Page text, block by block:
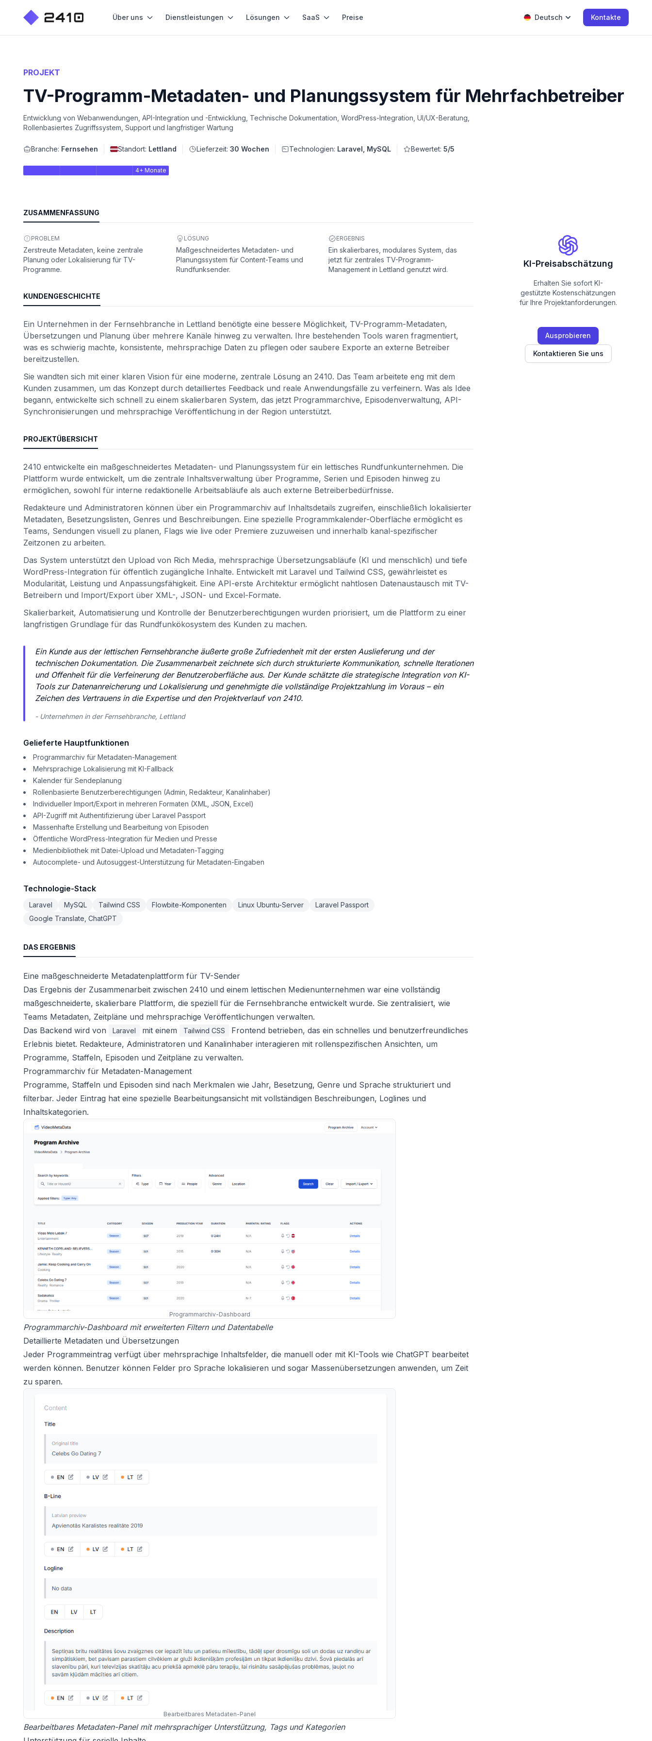
Über uns Dienstleistungen Lösungen SaaS Preise Deutsch Kontakte
PROJEKT
TV-Programm-Metadaten- und Planungssystem für Mehrfachbetreiber
Entwicklung von Webanwendungen, API-Integration und -Entwicklung, Technische Dokumentation, WordPress-Integration, UI/UX-Beratung,
Rollenbasiertes Zugriffssystem, Support und langfristiger Wartung
Branche: Fernsehen Standort: Lettland Lieferzeit: 30 Wochen Technologien: Laravel, MySQL Bewertet: 5/5
4+ Monate
ZUSAMMENFASSUNG
PROBLEM
Zerstreute Metadaten, keine zentrale
Planung oder Lokalisierung für TV-
Programme.
LÖSUNG
Maßgeschneidertes Metadaten- und
Planungssystem für Content-Teams und
Rundfunksender.
ERGEBNIS
Ein skalierbares, modulares System, das
jetzt für zentrales TV-Programm-
Management in Lettland genutzt wird.
KUNDENGESCHICHTE
Ein Unternehmen in der Fernsehbranche in Lettland benötigte eine bessere Möglichkeit, TV-Programm-Metadaten,
Übersetzungen und Planung über mehrere Kanäle hinweg zu verwalten. Ihre bestehenden Tools waren fragmentiert,
was es schwierig machte, konsistente, mehrsprachige Daten zu pflegen oder saubere Exporte an externe Betreiber
bereitzustellen.
Sie wandten sich mit einer klaren Vision für eine moderne, zentrale Lösung an 2410. Das Team arbeitete eng mit dem
Kunden zusammen, um das Konzept durch detailliertes Feedback und reale Anwendungsfälle zu verfeinern. Was als Idee
begann, entwickelte sich schnell zu einem skalierbaren System, das jetzt Programmarchive, Episodenverwaltung, API-
Synchronisierungen und mehrsprachige Veröffentlichung in der Region unterstützt.
PROJEKTÜBERSICHT
2410 entwickelte ein maßgeschneidertes Metadaten- und Planungssystem für ein lettisches Rundfunkunternehmen. Die
Plattform wurde entwickelt, um die zentrale Inhaltsverwaltung über Programme, Serien und Episoden hinweg zu
ermöglichen, sowohl für interne redaktionelle Arbeitsabläufe als auch externe Betreiberbedürfnisse.
Redakteure und Administratoren können über ein Programmarchiv auf Inhaltsdetails zugreifen, einschließlich lokalisierter
Metadaten, Besetzungslisten, Genres und Beschreibungen. Eine spezielle Programmkalender-Oberfläche ermöglicht es
Teams, Sendungen visuell zu planen, Flags wie live oder Premiere zuzuweisen und innerhalb kanal-spezifischer
Zeitzonen zu arbeiten.
Das System unterstützt den Upload von Rich Media, mehrsprachige Übersetzungsabläufe (KI und menschlich) und tiefe
WordPress-Integration für öffentlich zugängliche Inhalte. Entwickelt mit Laravel und Tailwind CSS, gewährleistet es
Modularität, Leistung und Anpassungsfähigkeit. Eine API-erste Architektur ermöglicht nahtlosen Datenaustausch mit TV-
Betreibern und Import/Export über XML-, JSON- und Excel-Formate.
Skalierbarkeit, Automatisierung und Kontrolle der Benutzerberechtigungen wurden priorisiert, um die Plattform zu einer
langfristigen Grundlage für das Rundfunkökosystem des Kunden zu machen.
Ein Kunde aus der lettischen Fernsehbranche äußerte große Zufriedenheit mit der ersten Auslieferung und der
technischen Dokumentation. Die Zusammenarbeit zeichnete sich durch strukturierte Kommunikation, schnelle Iterationen
und Offenheit für die Verfeinerung der Benutzeroberfläche aus. Der Kunde schätzte die strategische Integration von KI-
Tools zur Datenanreicherung und Lokalisierung und genehmigte die vollständige Projektzahlung im Voraus – ein
Zeichen des Vertrauens in die Expertise und den Projektverlauf von 2410.
- Unternehmen in der Fernsehbranche, Lettland
Gelieferte Hauptfunktionen
Programmarchiv für Metadaten-Management
Mehrsprachige Lokalisierung mit KI-Fallback
Kalender für Sendeplanung
Rollenbasierte Benutzerberechtigungen (Admin, Redakteur, Kanalinhaber)
Individueller Import/Export in mehreren Formaten (XML, JSON, Excel)
API-Zugriff mit Authentifizierung über Laravel Passport
Massenhafte Erstellung und Bearbeitung von Episoden
Öffentliche WordPress-Integration für Medien und Presse
Medienbibliothek mit Datei-Upload und Metadaten-Tagging
Autocomplete- und Autosuggest-Unterstützung für Metadaten-Eingaben
Technologie-Stack
Laravel MySQL Tailwind CSS Flowbite-Komponenten Linux Ubuntu-Server
Laravel Passport
Google Translate, ChatGPT
DAS ERGEBNIS
Eine maßgeschneiderte Metadatenplattform für TV-Sender
Das Ergebnis der Zusammenarbeit zwischen 2410 und einem lettischen Medienunternehmen war eine vollständig
maßgeschneiderte, skalierbare Plattform, die speziell für die Fernsehbranche entwickelt wurde. Sie zentralisiert, wie
Teams Metadaten, Zeitpläne und mehrsprachige Veröffentlichungen verwalten.
Das Backend wird von
Laravel mit einem Tailwind CSS
Frontend betrieben, das ein schnelles und benutzerfreundliches
Erlebnis bietet. Redakteure, Administratoren und Kanalinhaber interagieren mit rollenspezifischen Ansichten, um
Programme, Staffeln, Episoden und Zeitpläne zu verwalten.
Programmarchiv für Metadaten-Management
Programme, Staffeln und Episoden sind nach Merkmalen wie Jahr, Besetzung, Genre und Sprache strukturiert und
filterbar. Jeder Eintrag hat eine spezielle Bearbeitungsansicht mit vollständigen Beschreibungen, Loglines und
Inhaltskategorien.
Programmarchiv-Dashboard
Programmarchiv-Dashboard mit erweiterten Filtern und Datentabelle
Detaillierte Metadaten und Übersetzungen
Jeder Programmeintrag verfügt über mehrsprachige Inhaltsfelder, die manuell oder mit KI-Tools wie ChatGPT bearbeitet
werden können. Benutzer können Felder pro Sprache lokalisieren und sogar Massenübersetzungen anwenden, um Zeit
zu sparen.
Bearbeitbares Metadaten-Panel
Bearbeitbares Metadaten-Panel mit mehrsprachiger Unterstützung, Tags und Kategorien
KI-Preisabschätzung
Erhalten Sie sofort KI-
gestützte Kostenschätzungen
für Ihre Projektanforderungen.
Ausprobieren
Kontaktieren Sie uns